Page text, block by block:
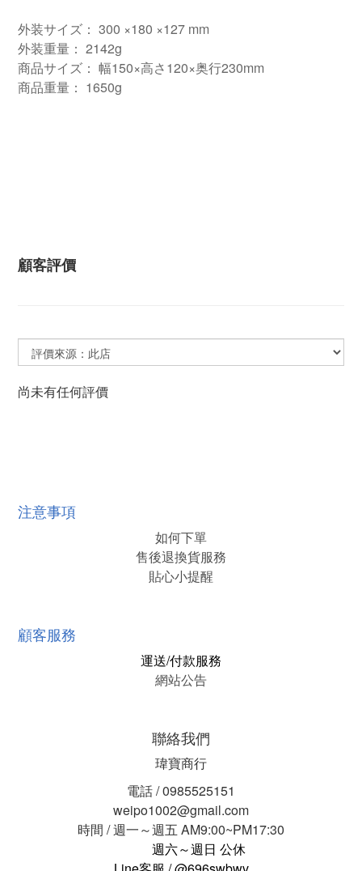
外装サイズ： 300 ×180 ×127 mm
外装重量： 2142g
商品サイズ： 幅150×高さ120×奥行230mm
商品重量： 1650g
顧客評價
尚未有任何評價
注意事項
如何下單
售後退換貨服務
貼心小提醒
顧客服務
運送/付款服務
網站公告
聯絡我們
瑋寶商行
電話 / 0985525151
weipo1002@gmail.com
時間 / 週一～週五 AM9:00~PM17:30
週六～週日 公休